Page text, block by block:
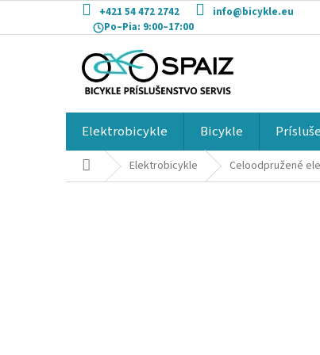
obsah
+421 54 472 2742
info@bicykle.eu
Po–Pia: 9:00–17:00
Elektrobicykle Bicykle
DomovElektrobicykle Celoodpružené